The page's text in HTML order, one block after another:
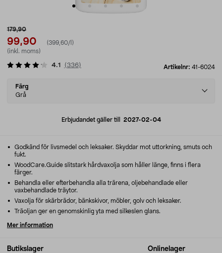
179,90
99,90
(399,60/l)
(inkl. moms)
Artikelnr: 41-6024
4.1 (336)
Select
variant
Färg
Grå
Erbjudandet gäller till 2027-02-04
Butikslager Onlinelager
Godkänd för livsmedel och leksaker. Skyddar mot uttorkning, smuts och
fukt.
WoodCare.Guide slitstark hårdvaxolja som håller länge, finns i flera
färger.
Behandla eller efterbehandla alla trärena, oljebehandlade eller
vaxbehandlade träytor.
Vaxolja för skärbrädor, bänkskivor, möbler, golv och leksaker.
Träoljan ger en genomskinlig yta med silkeslen glans.
Mer information